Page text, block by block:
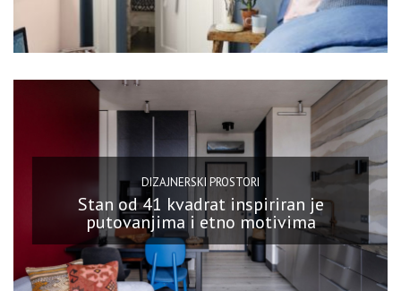
DIZAJNERSKI PROSTORI
Stan od 41 kvadrat inspiriran je
putovanjima i etno motivima